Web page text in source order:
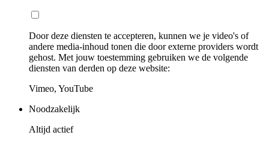
Door deze diensten te accepteren, kunnen we je video's of
andere media-inhoud tonen die door externe providers wordt
gehost. Met jouw toestemming gebruiken we de volgende
diensten van derden op deze website:
Vimeo, YouTube
Noodzakelijk
Altijd actief